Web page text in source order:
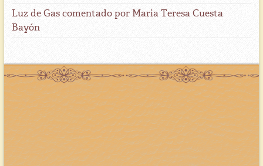
Luz de Gas comentado por Maria Teresa Cuesta
Bayón